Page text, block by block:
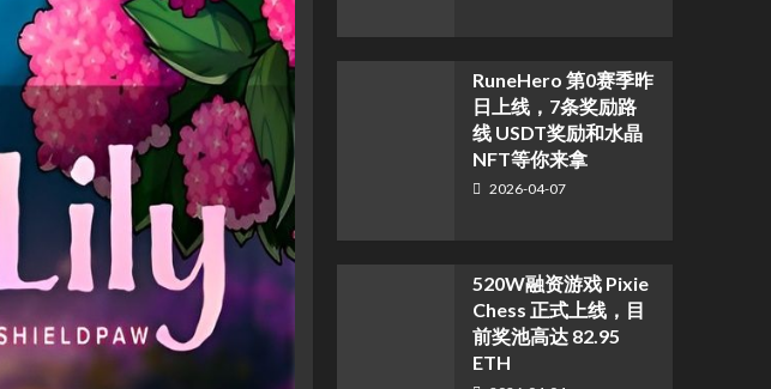
RuneHero 第0赛季昨
日上线，7条奖励路
线 USDT奖励和水晶
NFT等你来拿
2026-04-07
520W融资游戏 Pixie
Chess 正式上线，目
前奖池高达 82.95
ETH